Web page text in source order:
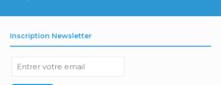
Inscription Newsletter